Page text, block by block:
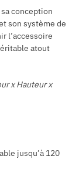
conception
son système de
l’accessoire
atout
x Hauteur x
jusqu’à 120